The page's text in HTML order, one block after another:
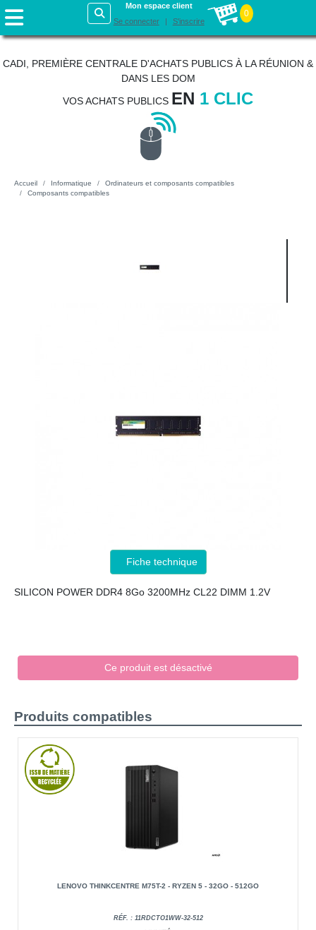
Mon espace client
Se connecter
S'inscrire
0
CADI, PREMIÈRE CENTRALE D'ACHATS PUBLICS À LA RÉUNION &
DANS LES DOM
VOS ACHATS PUBLICS EN 1 CLIC
Accueil Informatique
Ordinateurs et composants compatibles
Composants compatibles
Fiche technique
SILICON POWER DDR4 8Go 3200MHz CL22 DIMM 1.2V
Ce produit est désactivé
Produits compatibles
LENOVO THINKCENTRE M75T-2 - RYZEN 5 - 32GO - 512GO
RÉF. : 11RDCTO1WW-32-512